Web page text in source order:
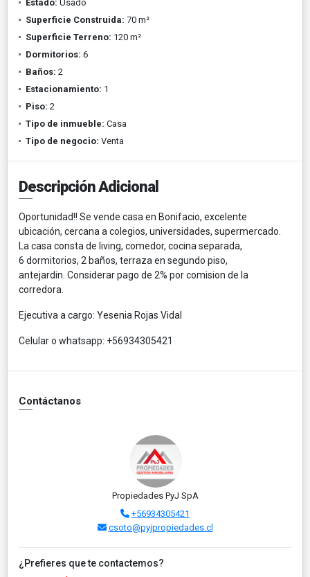
Estado: Usado
Superficie Construida: 70 m²
Superficie Terreno: 120 m²
Dormitorios: 6
Baños: 2
Estacionamiento: 1
Piso: 2
Tipo de inmueble: Casa
Tipo de negocio: Venta
Descripción Adicional
Oportunidad!! Se vende casa en Bonifacio, excelente
ubicación, cercana a colegios, universidades, supermercado.
La casa consta de living, comedor, cocina separada,
6 dormitorios, 2 baños, terraza en segundo piso,
antejardin. Considerar pago de 2% por comision de la
corredora.
Ejecutiva a cargo: Yesenia Rojas Vidal
Celular o whatsapp: +56934305421
Contáctanos
Propiedades PyJ SpA
+56934305421
csoto@pyjpropiedades.cl
¿Prefieres que te contactemos?